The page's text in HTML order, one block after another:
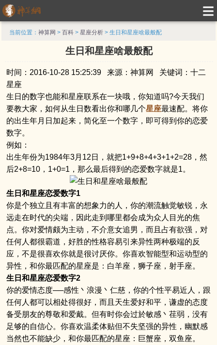
当前位置：神算网 >百科 >星座分析 > 生日和星座啥最般配
生日和星座啥最般配
时间：2016-10-28 15:25:39 来源：神算网 关键词：十二
星座
生日的数字也能和星座联系在一块哦，你知道吗?今天我们
要教大家，如何从生日数看出你和哪几个星座最速配。将你
的出生年月日加起来，简化至一个数字，即可得到你的恋爱
数字。
例如：
出生年份为1984年3月12日，就把1+9+8+4+3+1+2=28，然
后2+8=10，1+0=1，那么最后得到的恋爱数字就是1。
生日和星座恋爱数字1
你是个独立且有丰富的想象力的人，你的潮流触觉敏锐，永
远走在时代的尖端，因此走到哪里都会成为众人目光的焦
点。你对爱情颇为主动，不介意女追男，而且占有欲强，对
任何人都很霸道，好胜的性格容易引来异性两种极端的反
应，不是很喜欢你就是很讨厌你。你喜欢智能型和运动型的
异性，和你最匹配的星座是：白羊座，狮子座，射手座。
生日和星座恋爱数字2
你的爱情态度──感性丶浪漫丶仁慈，你的个性平易近人，跟
任何人都可以相处得很好，而且天生爱好和平，谦虚的态度
备受朋友的尊敬和爱戴。但有时你会过於敏感丶荏弱，没有
足够的自信心。你喜欢温柔体贴但不失坚强的异性，幽默感
当然也不能缺少，和你最匹配的星座：巨蟹座，双鱼座。